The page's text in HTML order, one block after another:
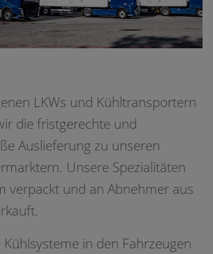
LKWs und Kühltransportern
die fristgerechte und
Auslieferung zu unseren
Unsere Spezialitäten
verpackt und an Abnehmer aus
in den Fahrzeugen